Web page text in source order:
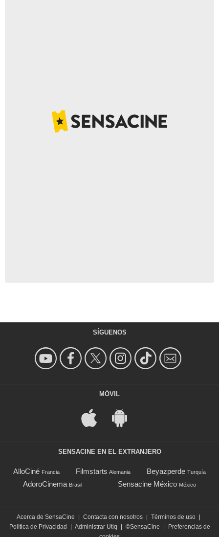
SÍGUENOS
MÓVIL
SENSACINE EN EL EXTRANJERO
AlloCiné Francia Filmstarts Alemania Beyazperde Turquía
AdoroCinema Brasil Sensacine México México
Acerca de SensaCine | Contacta con nosotros | Términos de uso |
Política de Privacidad
| Administrar Utiq | ©SensaCine |
Preferencias de